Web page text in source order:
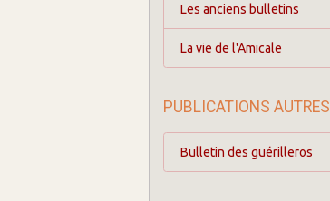
Les anciens bulletins
La vie de l'Amicale
PUBLICATIONS AUTRES
Bulletin des guérilleros